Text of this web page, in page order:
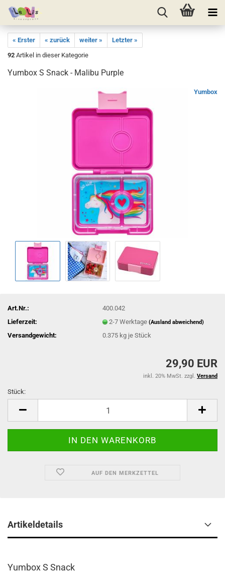
« Erster « zurück weiter »
Letzter »
92 Artikel in dieser Kategorie
Yumbox S Snack - Malibu Purple
Yumbox
Art.Nr.:
400.042
Lieferzeit:
2-7 Werktage(Ausland abweichend)
Versandgewicht: 0.375 kg je Stück
29,90 EUR
inkl. 20% MwSt. zzgl. Versand
Stück:
AUF DEN MERKZETTEL
Artikeldetails
Yumbox S Snack